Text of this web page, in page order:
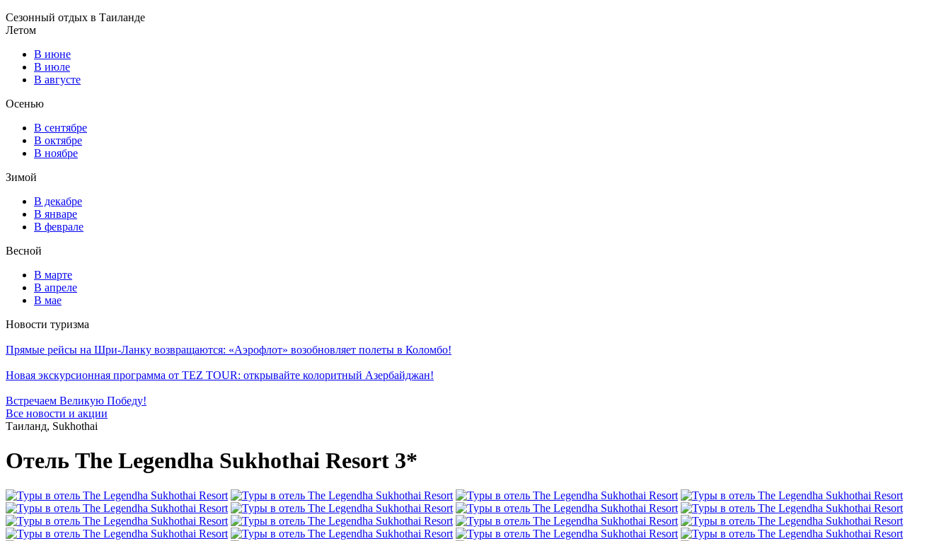
Сезонный отдых в Таиланде
Летом
В июне
В июле
В августе
Осенью
В сентябре
В октябре
В ноябре
Зимой
В декабре
В январе
В феврале
Весной
В марте
В апреле
В мае
Новости туризма
Прямые рейсы на Шри-Ланку возвращаются: «Аэрофлот» возобновляет полеты в Коломбо!
Новая экскурсионная программа от TEZ TOUR: открывайте колоритный Азербайджан!
Встречаем Великую Победу!
Все новости и акции
Таиланд, Sukhothai
Отель The Legendha Sukhothai Resort 3*